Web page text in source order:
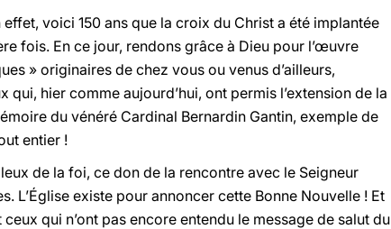
voici 150 ans que la croix du Christ a été implantée
fois. En ce jour, rendons grâce à Dieu pour l’œuvre
» originaires de chez vous ou venus d’ailleurs,
hier comme aujourd’hui, ont permis l’extension de la
du vénéré Cardinal Bernardin Gantin, exemple de
entier !
de la foi, ce don de la rencontre avec le Seigneur
L’Église existe pour annoncer cette Bonne Nouvelle ! Et
qui n’ont pas encore entendu le message de salut du